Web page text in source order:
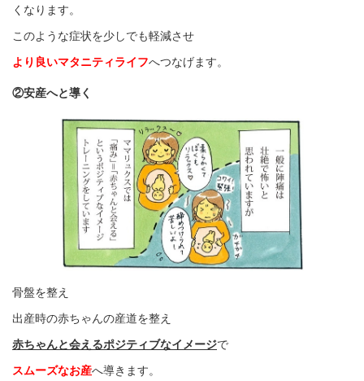
くなります。
このような症状を少しでも軽減させ
より良いマタニティライフへつなげます。
②安産へと導く
骨盤を整え
出産時の赤ちゃんの産道を整え
赤ちゃんと会えるポジティブなイメージで
スムーズなお産へ導きます。